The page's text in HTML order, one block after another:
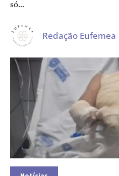
só...
Redação Eufemea